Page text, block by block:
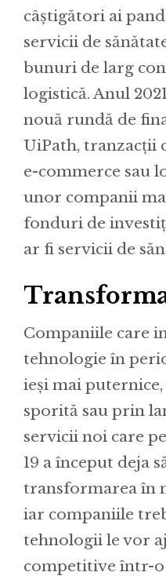
câștigători ai
servicii de
bunuri de larg
logistică. Anul
nouă rundă de
UiPath, tranzacții
e-commerce sau
unor companii
fonduri de
ar fi servicii de
Companiile care
tehnologie în
ieși mai
sporită sau prin
servicii noi care
19 a început deja
transformarea în
iar companiile
tehnologii le vor
competitive într-o